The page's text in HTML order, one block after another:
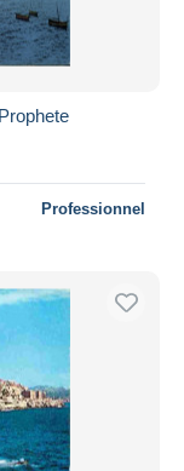
Professionnel